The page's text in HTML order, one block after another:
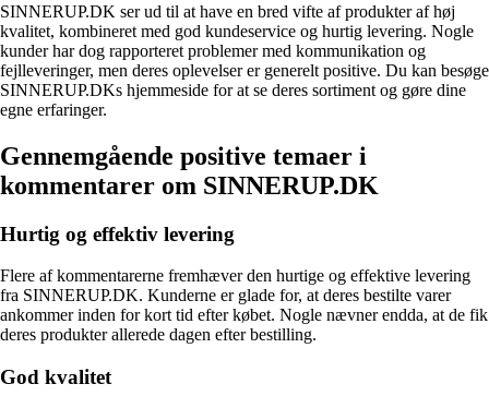
SINNERUP.DK ser ud til at have en bred vifte af produkter af høj
kvalitet, kombineret med god kundeservice og hurtig levering. Nogle
kunder har dog rapporteret problemer med kommunikation og
fejlleveringer, men deres oplevelser er generelt positive. Du kan besøge
SINNERUP.DKs hjemmeside for at se deres sortiment og gøre dine
egne erfaringer.
Gennemgående positive temaer i
kommentarer om SINNERUP.DK
Hurtig og effektiv levering
Flere af kommentarerne fremhæver den hurtige og effektive levering
fra SINNERUP.DK. Kunderne er glade for, at deres bestilte varer
ankommer inden for kort tid efter købet. Nogle nævner endda, at de fik
deres produkter allerede dagen efter bestilling.
God kvalitet